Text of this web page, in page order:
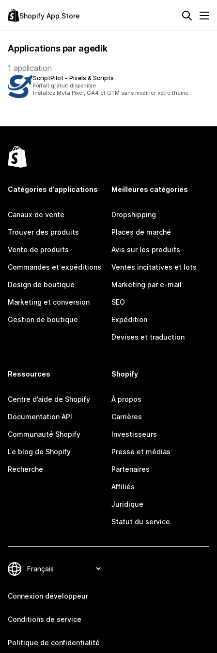
Shopify App Store
Applications par agedik
1 application
ScriptPilot ‑ Pixels & Scripts
Forfait gratuit disponible
Installez Meta Pixel, GA4 et GTM sans modifier votre thème.
Catégories d’applications
Canaux de vente
Trouver des produits
Vente de produits
Commandes et expéditions
Design de boutique
Marketing et conversion
Gestion de boutique
Meilleures catégories
Dropshipping
Places de marché
Avis sur les produits
Ventes incitatives et lots
Marketing par e-mail
SEO
Expédition
Devises et traduction
Ressources
Centre d’aide de Shopify
Documentation API
Communauté Shopify
Le blog de Shopify
Recherche
Shopify
À propos
Carrières
Investisseurs
Presse et médias
Partenaires
Affiliés
Juridique
Statut du service
Connexion développeur
Conditions de service
Politique de confidentialité